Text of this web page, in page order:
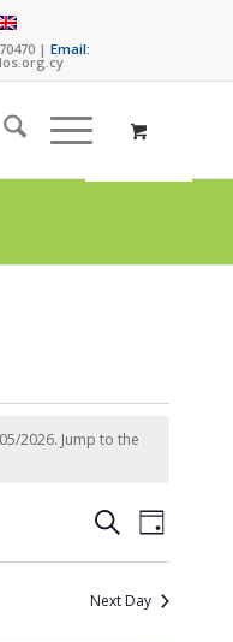
|Email:
2026. Jump to the
Events
Search
and
SearchEvent
Views
Day
Next Day